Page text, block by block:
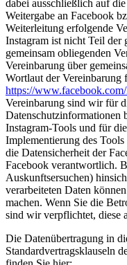
dabei ausschließlich auf
Weitergabe an Facebook
Weiterleitung erfolgende
Instagram ist nicht Teil der
gemeinsam obliegenden
Vereinbarung über
Wortlaut der Vereinbarung
https://
Vereinbarung sind wir für
Datenschutzinformationen
Instagram-Tools und für
Implementierung des
die Datensicherheit der
Facebook verantwortlich.
Auskunftsersuchen)
verarbeiteten Daten
machen. Wenn Sie die
sind wir verpflichtet, diese
Die Datenübertragung in
Standardvertragsklauseln